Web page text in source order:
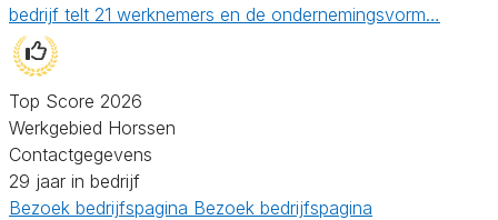
bedrijf telt 21 werknemers en de ondernemingsvorm…
Top Score 2026
Werkgebied Horssen
Contactgegevens
29 jaar in bedrijf
Bezoek bedrijfspagina Bezoek bedrijfspagina